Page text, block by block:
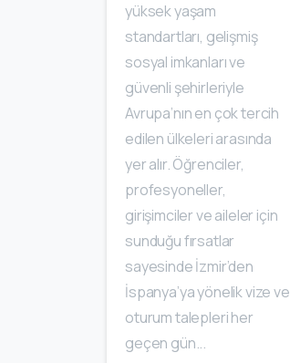
yüksek yaşam
standartları, gelişmiş
sosyal imkanları ve
güvenli şehirleriyle
Avrupa’nın en çok tercih
edilen ülkeleri arasında
yer alır. Öğrenciler,
profesyoneller,
girişimciler ve aileler için
sunduğu fırsatlar
sayesinde İzmir’den
İspanya’ya yönelik vize ve
oturum talepleri her
geçen gün...